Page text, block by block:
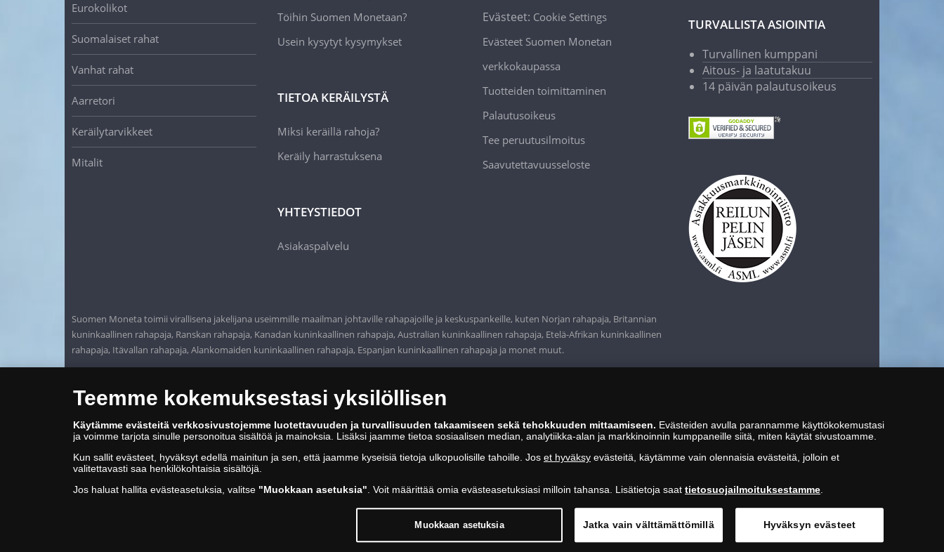
Eurokolikot
Suomalaiset rahat
Vanhat rahat
Aarretori
Keräilytarvikkeet
Mitalit
Töihin Suomen Monetaan?
Usein kysytyt kysymykset
TIETOA KERÄILYSTÄ
Miksi keräillä rahoja?
Keräily harrastuksena
YHTEYSTIEDOT
Asiakaspalvelu
Evästeet: Cookie Settings
Evästeet Suomen Monetan
verkkokaupassa
Tuotteiden toimittaminen
Palautusoikeus
Tee peruutusilmoitus
Saavutettavuusseloste
TURVALLISTA ASIOINTIA
Turvallinen kumppani
Aitous- ja laatutakuu
14 päivän palautusoikeus
Suomen Moneta toimii virallisena jakelijana useimmille maailman johtaville rahapajoille ja keskuspankeille, kuten Norjan rahapaja, Britannian
kuninkaallinen rahapaja, Ranskan rahapaja, Kanadan kuninkaallinen rahapaja, Australian kuninkaallinen rahapaja, Etelä-Afrikan kuninkaallinen
rahapaja, Itävallan rahapaja, Alankomaiden kuninkaallinen rahapaja, Espanjan kuninkaallinen rahapaja ja monet muut.
Teemme kokemuksestasi yksilöllisen
Käytämme evästeitä verkkosivustojemme luotettavuuden ja turvallisuuden takaamiseen sekä tehokkuuden mittaamiseen. Evästeiden avulla parannamme käyttökokemustasi
ja voimme tarjota sinulle personoitua sisältöä ja mainoksia. Lisäksi jaamme tietoa sosiaalisen median, analytiikka-alan ja markkinoinnin kumppaneille siitä, miten käytät sivustoamme.
Kun sallit evästeet, hyväksyt edellä mainitun ja sen, että jaamme kyseisiä tietoja ulkopuolisille tahoille. Jos et hyväksy evästeitä, käytämme vain olennaisia evästeitä, jolloin et
valitettavasti saa henkilökohtaisia sisältöjä.
Jos haluat hallita evästeasetuksia, valitse "Muokkaan asetuksia" . Voit määrittää omia evästeasetuksiasi milloin tahansa. Lisätietoja saat tietosuojailmoituksestamme
Muokkaan asetuksia Jatka vain välttämättömillä Hyväksyn evästeet